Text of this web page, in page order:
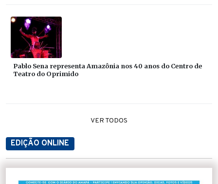
Pablo Sena representa Amazônia nos 40 anos do Centro de
Teatro do Oprimido
VER TODOS
EDIÇÃO ONLINE